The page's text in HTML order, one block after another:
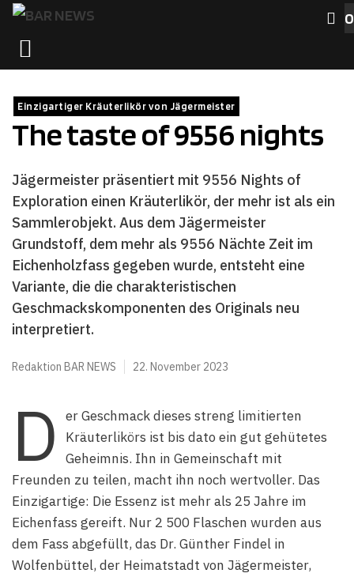
Zum
springen
0
Einzigartiger Kräuterlikör von Jägermeister
The taste of 9556 nights
Jägermeister präsentiert mit 9556 Nights of
Exploration einen Kräuterlikör, der mehr ist als ein
Sammlerobjekt. Aus dem Jägermeister
Grundstoff, dem mehr als 9556 Nächte Zeit im
Eichenholzfass gegeben wurde, entsteht eine
Variante, die die charakteristischen
Geschmackskomponenten des Originals neu
interpretiert.
Redaktion BAR NEWS 22. November 2023
D
er Geschmack dieses streng limitierten
Kräuterlikörs ist bis dato ein gut gehütetes
Geheimnis. Ihn in Gemeinschaft mit
Freunden zu teilen, macht ihn noch wertvoller. Das
Einzigartige: Die Essenz ist mehr als 25 Jahre im
Eichenfass gereift. Nur 2 500 Flaschen wurden aus
dem Fass abgefüllt, das Dr. Günther Findel in
Wolfenbüttel, der Heimatstadt von Jägermeister,